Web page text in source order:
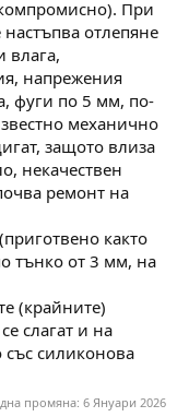
При
отлепяне
влага,
напрежения
фуги по 5 мм, по-
механично
защото влиза
некачествен
ремонт на
както
тънко от 3 мм, на
(крайните)
слагат и на
със силиконова
промяна: 6 Януари 2026